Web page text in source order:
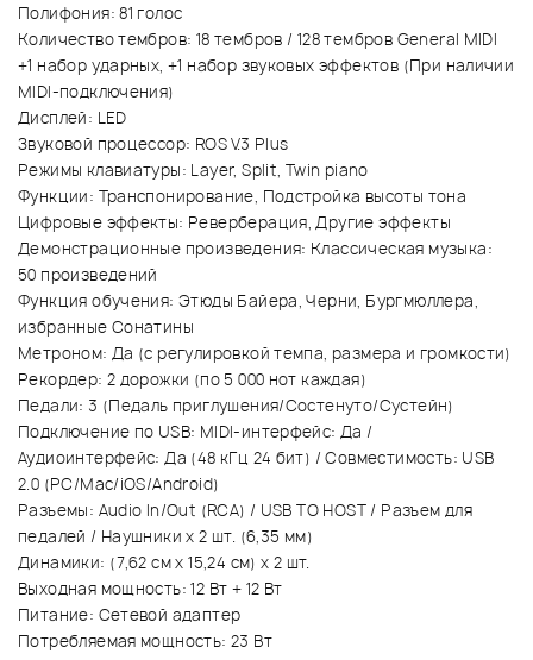
Полифония: 81 голос
Количество тембров: 18 тембров / 128 тембров General MIDI
+1 набор ударных, +1 набор звуковых эффектов (При наличии
MIDI-подключения)
Дисплей: LED
Звуковой процессор: ROS V.3 Plus
Режимы клавиатуры: Layer, Split, Twin piano
Функции: Транспонирование, Подстройка высоты тона
Цифровые эффекты: Реверберация, Другие эффекты
Демонстрационные произведения: Классическая музыка:
50 произведений
Функция обучения: Этюды Байера, Черни, Бургмюллера,
избранные Сонатины
Метроном: Да (с регулировкой темпа, размера и громкости)
Рекордер: 2 дорожки (по 5 000 нот каждая)
Педали: 3 (Педаль приглушения/Состенуто/Сустейн)
Подключение по USB: MIDI-интерфейс: Да /
Аудиоинтерфейс: Да (48 кГц 24 бит) / Совместимость: USB
2.0 (PC/Mac/iOS/Android)
Разъемы: Audio In/Out (RCA) / USB TO HOST / Разъем для
педалей / Наушники х 2 шт. (6,35 мм)
Динамики: (7,62 см x 15,24 см) x 2 шт.
Выходная мощность: 12 Вт + 12 Вт
Питание: Сетевой адаптер
Потребляемая мощность: 23 Вт